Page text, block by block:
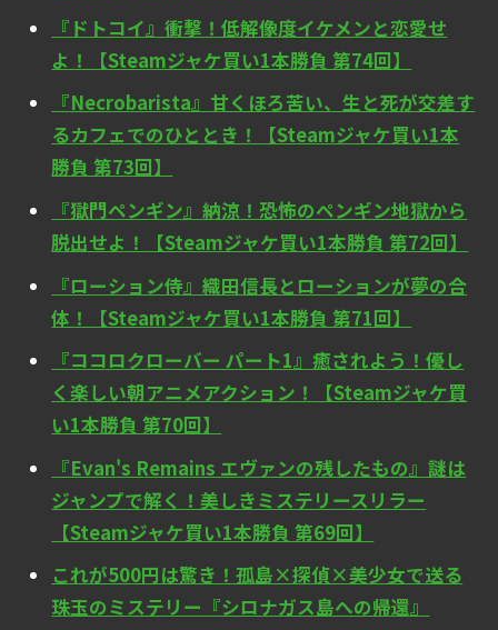
『ドトコイ』衝撃！低解像度イケメンと恋愛せ
よ！【Steamジャケ買い1本勝負 第74回】
『Necrobarista』甘くほろ苦い、生と死が交差す
るカフェでのひととき！【Steamジャケ買い1本
勝負 第73回】
『獄門ペンギン』納涼！恐怖のペンギン地獄から
脱出せよ！【Steamジャケ買い1本勝負 第72回】
『ローション侍』織田信長とローションが夢の合
体！【Steamジャケ買い1本勝負 第71回】
『ココロクローバー パート1』癒されよう！優し
く楽しい朝アニメアクション！【Steamジャケ買
い1本勝負 第70回】
『Evan's Remains エヴァンの残したもの』謎は
ジャンプで解く！美しきミステリースリラー
【Steamジャケ買い1本勝負 第69回】
これが500円は驚き！孤島×探偵×美少女で送る
珠玉のミステリー『シロナガス島への帰還』